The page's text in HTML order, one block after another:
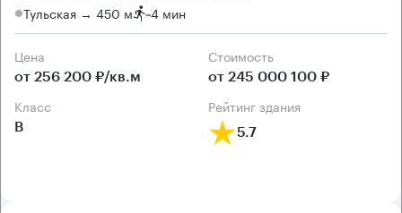
Тульская → 450 м ~4 мин
Цена
от 256 200 ₽/кв.м
Cтоимость
от 245 000 100 ₽
класс
B
рейтинг здания
5.7